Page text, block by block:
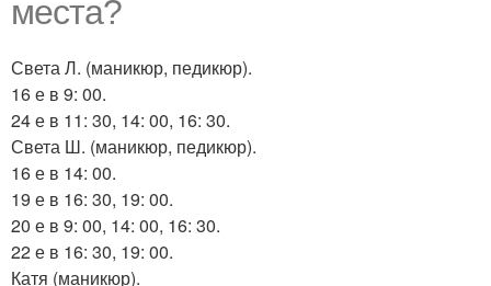
места?
Света Л. (маникюр, педикюр).
16 е в 9: 00.
24 е в 11: 30, 14: 00, 16: 30.
Света Ш. (маникюр, педикюр).
16 е в 14: 00.
19 е в 16: 30, 19: 00.
20 е в 9: 00, 14: 00, 16: 30.
22 е в 16: 30, 19: 00.
Катя (маникюр).